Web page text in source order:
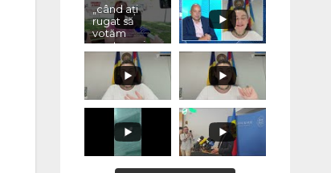
„când ați
rugat să
votăm
pentru voi,
ce ați
promis?"